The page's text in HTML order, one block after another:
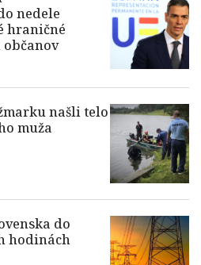
nedele
hraničné
našli telo
muža
do
hodinách